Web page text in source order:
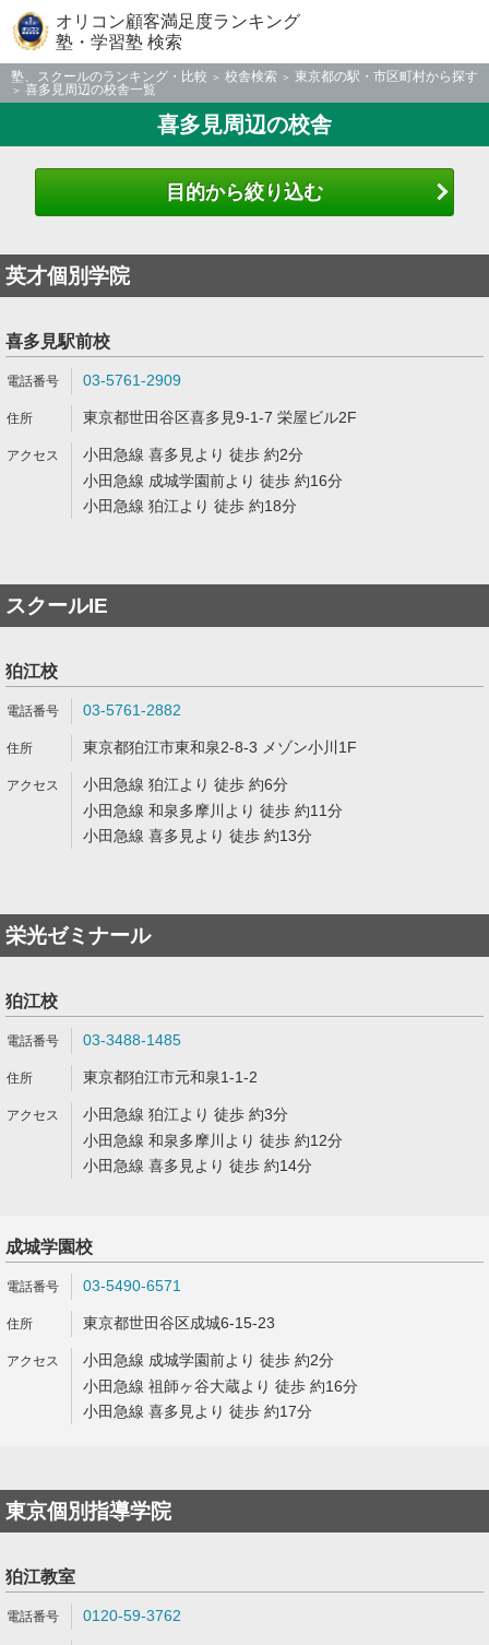
オリコン顧客満足度ランキング
塾・学習塾 検索
塾、スクールのランキング・比較 校舎検索
東京都の駅・市区町村から探す
喜多見周辺の校舎一覧
喜多見周辺の校舎
目的から絞り込む
英才個別学院
喜多見駅前校
03-5761-2909
東京都世田谷区喜多見9-1-7 栄屋ビル2F
小田急線 喜多見より 徒歩 約2分
小田急線 成城学園前より 徒歩 約16分
小田急線 狛江より 徒歩 約18分
スクールIE
狛江校
03-5761-2882
東京都狛江市東和泉2-8-3 メゾン小川1F
小田急線 狛江より 徒歩 約6分
小田急線 和泉多摩川より 徒歩 約11分
小田急線 喜多見より 徒歩 約13分
栄光ゼミナール
狛江校
03-3488-1485
東京都狛江市元和泉1-1-2
小田急線 狛江より 徒歩 約3分
小田急線 和泉多摩川より 徒歩 約12分
小田急線 喜多見より 徒歩 約14分
成城学園校
03-5490-6571
東京都世田谷区成城6-15-23
小田急線 成城学園前より 徒歩 約2分
小田急線 祖師ヶ谷大蔵より 徒歩 約16分
小田急線 喜多見より 徒歩 約17分
東京個別指導学院
狛江教室
0120-59-3762